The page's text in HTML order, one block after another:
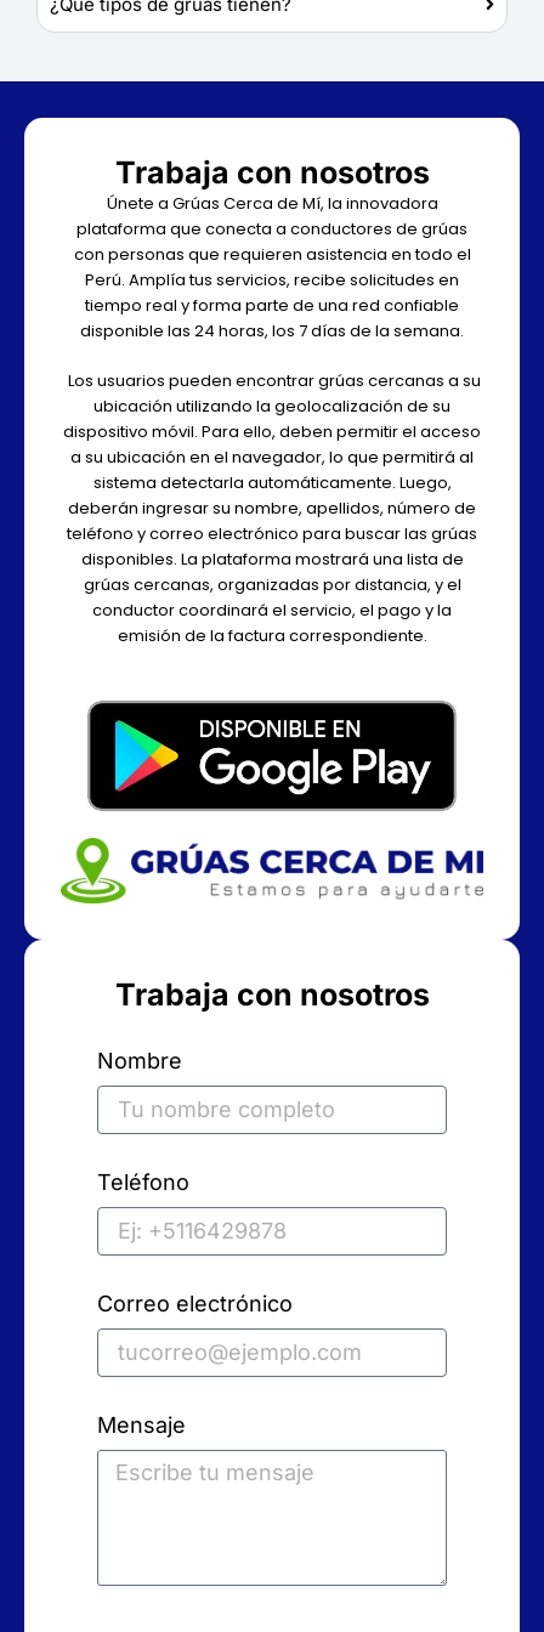
Trabaja con nosotros
Únete a Grúas Cerca de Mí, la innovadora
plataforma que conecta a conductores de grúas
con personas que requieren asistencia en todo el
Perú. Amplía tus servicios, recibe solicitudes en
tiempo real y forma parte de una red confiable
disponible las 24 horas, los 7 días de la semana.
Los usuarios pueden encontrar grúas cercanas a su
ubicación utilizando la geolocalización de su
dispositivo móvil. Para ello, deben permitir el acceso
a su ubicación en el navegador, lo que permitirá al
sistema detectarla automáticamente. Luego,
deberán ingresar su nombre, apellidos, número de
teléfono y correo electrónico para buscar las grúas
disponibles. La plataforma mostrará una lista de
grúas cercanas, organizadas por distancia, y el
conductor coordinará el servicio, el pago y la
emisión de la factura correspondiente.
Trabaja con nosotros
Nombre
Teléfono
Correo electrónico
Mensaje